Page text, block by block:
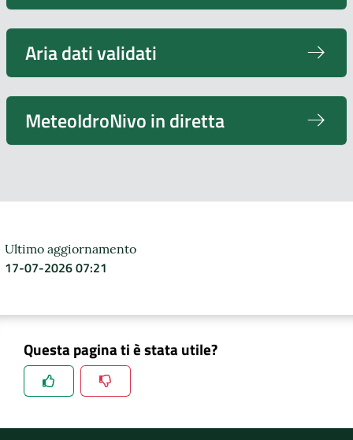
Aria dati validati
MeteoIdroNivo in diretta
Ultimo aggiornamento
17-07-2026 07:21
Questa pagina ti è stata utile?
Spiegaci perchè, e aiutaci a migliorare il servizio